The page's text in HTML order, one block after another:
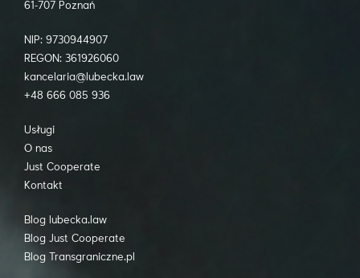
61-707 Poznań
NIP: 9730944907
REGON: 361926060
kancelaria@lubecka.law
+48 666 085 936
Usługi
O nas
Just Cooperate
Kontakt
Blog lubecka.law
Blog Just Cooperate
Blog Transgraniczne.pl